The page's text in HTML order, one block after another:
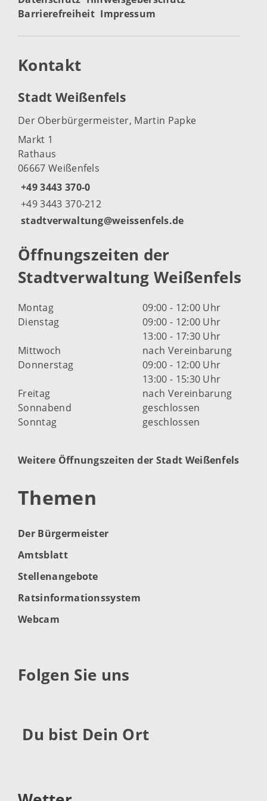
Barrierefreiheit Impressum
Kontakt
Stadt Weißenfels
Der Oberbürgermeister, Martin Papke
Markt 1
Rathaus
06667 Weißenfels
+49 3443 370-0
+49 3443 370-212
stadtverwaltung@weissenfels.de
Öffnungszeiten der
Stadtverwaltung Weißenfels
Montag
09:00 - 12:00 Uhr
Dienstag
09:00 - 12:00 Uhr
13:00 - 17:30 Uhr
Mittwoch
nach Vereinbarung
Donnerstag
09:00 - 12:00 Uhr
13:00 - 15:30 Uhr
Freitag
nach Vereinbarung
Sonnabend
geschlossen
Sonntag
geschlossen
Weitere Öffnungszeiten der Stadt Weißenfels
Themen
Der Bürgermeister
Amtsblatt
Stellenangebote
Ratsinformationssystem
Webcam
Folgen Sie uns
Du bist Dein Ort